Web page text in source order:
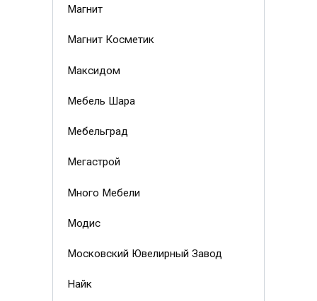
Магнит
Магнит Косметик
Максидом
Мебель Шара
Мебельград
Мегастрой
Много Мебели
Модис
Московский Ювелирный Завод
Найк